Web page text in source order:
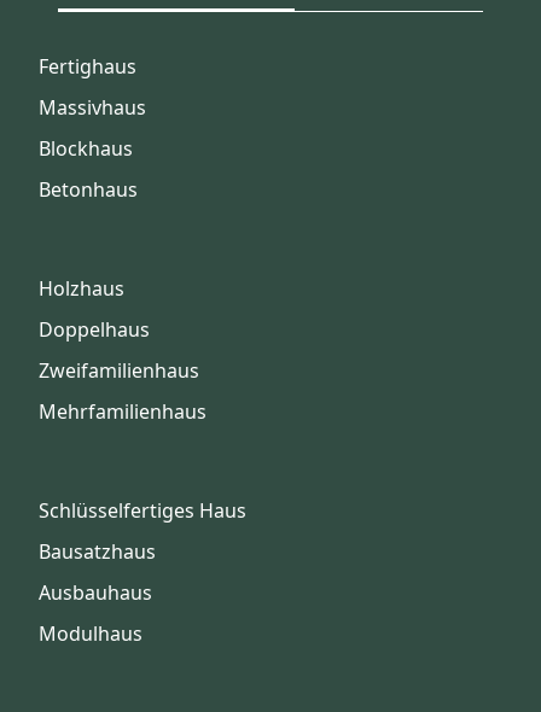
Fertighaus
Massivhaus
Blockhaus
Betonhaus
Holzhaus
Doppelhaus
Zweifamilienhaus
Mehrfamilienhaus
Schlüsselfertiges Haus
Bausatzhaus
Ausbauhaus
Modulhaus